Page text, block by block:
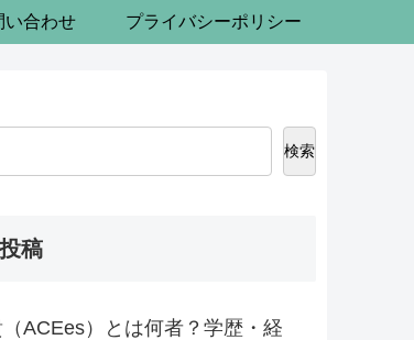
い合わせ プライバシーポリシー
検索
稿
ACEes）とは何者？学歴・経